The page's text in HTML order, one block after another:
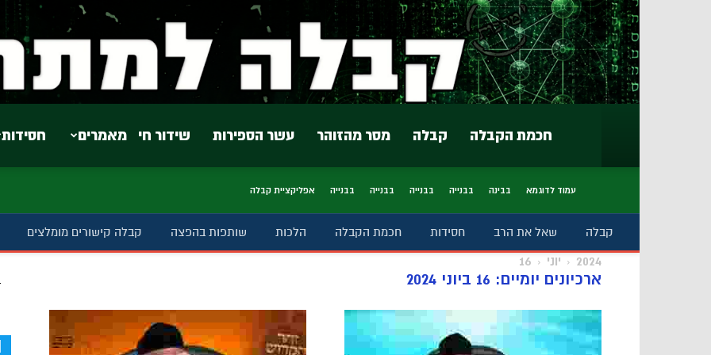
חסידות מאמרים שידור חי עשר הספירות מסר מהזוהר קבלה חכמת הקבלה
עמוד לדוגמא בבינה בבנייה בבנייה בבנייה בבנייה אפליקציית קבלה
קבלה שאל את הרב חסידות חכמת הקבלה הלכות שותפות בהפצה קבלה קישורים מומלצים
2024 יוני 16
ארכיונים יומיים: 16 ביוני 2024